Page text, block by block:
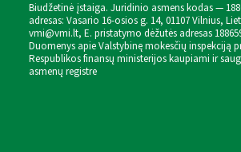
Biudžetinė įstaiga. Juridinio asmens kodas —
adresas: Vasario 16-osios g. 14, 01107 Vilnius,
vmi@vmi.lt, E. pristatymo dėžutės adresas
Duomenys apie Valstybinę mokesčių inspekciją
Respublikos finansų ministerijos kaupiami ir
asmenų registre